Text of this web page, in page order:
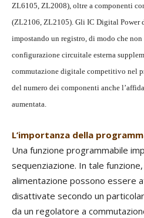
ZL6105, ZL2008), oltre a componenti
(ZL2106, ZL2105). Gli IC Digital
impostando un registro, di modo che non
configurazione circuitale esterna
commutazione digitale competitivo nel
del numero dei componenti anche
aumentata.
L’importanza della
Una funzione programmabile
sequenziazione. In tale
alimentazione possono essere
disattivate secondo un
da un regolatore a